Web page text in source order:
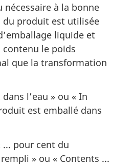
nécessaire à la bonne
produit est utilisée
liquide et
contenu le poids
que la transformation
l’eau » ou « In
est emballé dans
pour cent du
» ou « Contents ...